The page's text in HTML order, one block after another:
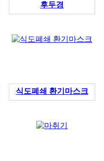
후두경
식도폐쇄 환기마스크